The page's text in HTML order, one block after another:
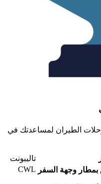
لمساعدتك في
تاليبونت
السفر CWL